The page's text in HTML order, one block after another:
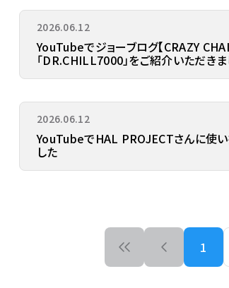
2026.06.12
YouTubeでジョーブログ【CRAZY
「DR.CHILL7000」をご紹介いただき
2026.06.12
YouTubeでHAL PROJECTさんに使
した
1